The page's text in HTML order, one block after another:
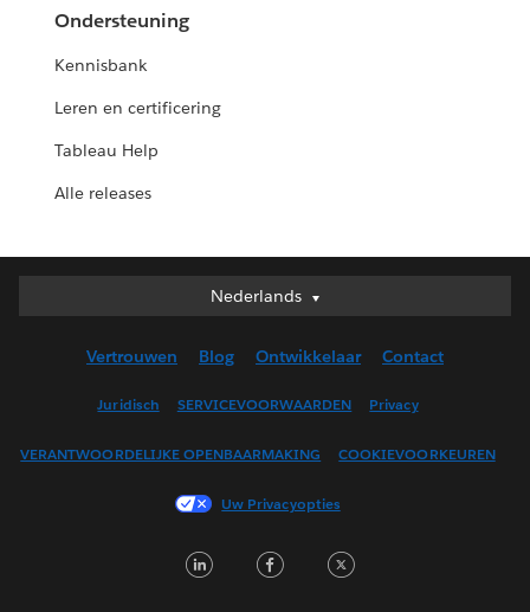
Ondersteuning
Kennisbank
Leren en certificering
Tableau Help
Alle releases
Nederlands
Nederlands
English (UK)
Français (Canada)
Français (France)
日本語
Vertrouwen Blog Ontwikkelaar Contact
Juridisch SERVICEVOORWAARDEN Privacy
VERANTWOORDELIJKE OPENBAARMAKING COOKIEVOORKEUREN
Uw Privacyopties
LinkedInFacebook